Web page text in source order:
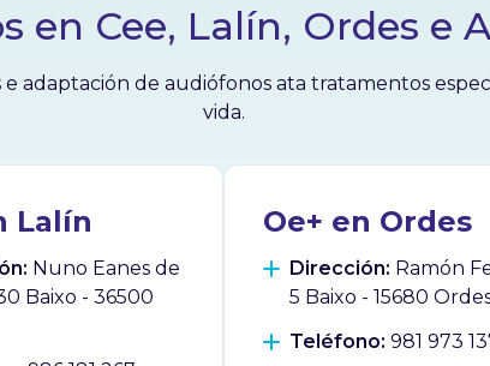
en Cee, Lalín, Ordes e
adaptación de audiófonos ata tratamentos
vida.
Lalín
Nuno Eanes de
Baixo - 36500
Oe+ en Ordes
Dirección: Ramón
5 Baixo - 15680
Teléfono: 981 973